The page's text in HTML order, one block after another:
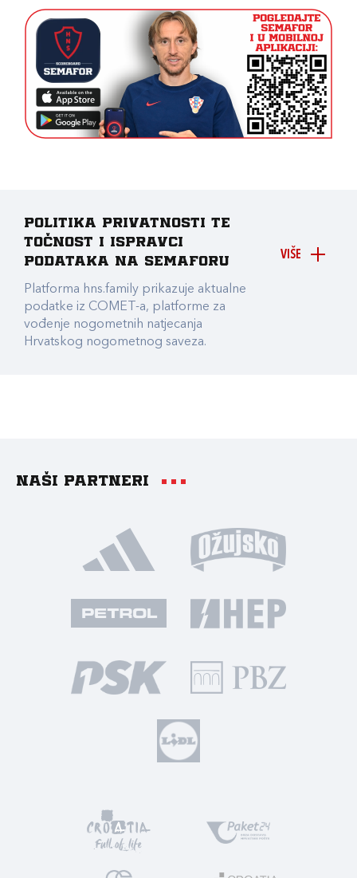
VIŠE
Politika privatnosti te
točnost i ispravci
podataka na Semaforu
Platforma hns.family prikazuje aktualne
podatke iz COMET-a, platforme za
vođenje nogometnih natjecanja
Hrvatskog nogometnog saveza.
Naši partneri